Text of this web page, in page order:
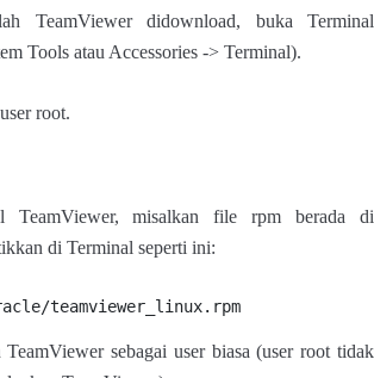
TeamViewer didownload, buka Terminal
Tools atau Accessories -> Terminal).
root.
misalkan file rpm berada di
di Terminal seperti ini:
teamviewer_linux.rpm
sebagai user biasa (user root tidak